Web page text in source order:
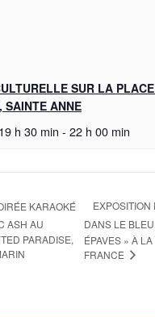
SUR LA
SAINTE ANNE
h 30 min - 22 h 00 min
KARAOKÉ
ASH AU
PARADISE,
EXPOSITION
DANS LE
ÉPAVES » À
FRANCE